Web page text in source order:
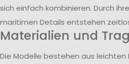
sich einfach kombinieren. Durch
maritimen Details entstehen
Materialien und
Die Modelle bestehen aus leichten